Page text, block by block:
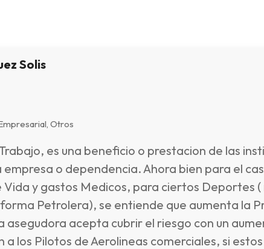
Solis
Otros
es una beneficio o prestacion de las
o dependencia. Ahora bien para el
Vida y gastos Medicos, para ciertos Deportes
Petrolera), se entiende que aumenta la
asegudora acepta cubrir el riesgo con un
a los Pilotos de Aerolineas comerciales, si